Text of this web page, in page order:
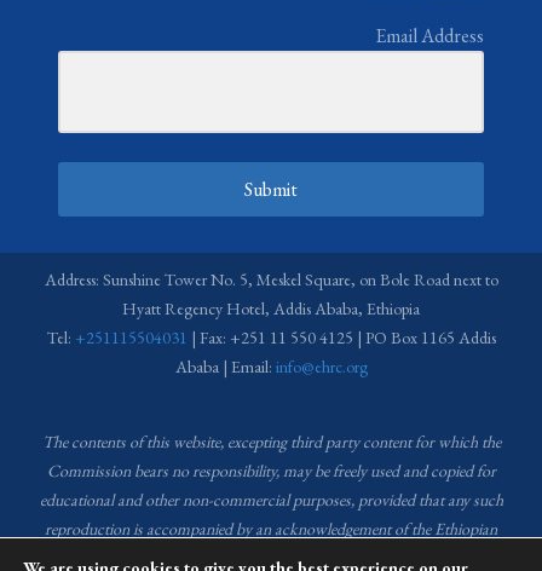
Email Address
Submit
Address: Sunshine Tower No. 5, Meskel Square, on Bole Road next to
Hyatt Regency Hotel, Addis Ababa, Ethiopia
Tel: +251115504031 | Fax: +251 11 550 4125 | PO Box 1165 Addis
Ababa | Email: info@ehrc.org
The contents of this website, excepting third party content for which the
Commission bears no responsibility,may be freely used and copied for
educational and other non-commercial purposes, provided that any such
reproduction is accompanied by an acknowledgement of the Ethiopian
Human Rights Commission (EHRC). Source of images used in the content